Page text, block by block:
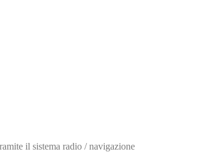
il sistema radio / navigazione